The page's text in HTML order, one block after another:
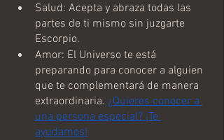
Salud: Acepta y abraza todas las
partes de ti mismo sin juzgarte
Escorpio.
Amor: El Universo te está
preparando para conocer a alguien
que te complementará de manera
extraordinaria. ¿Quieres conocer a
una persona especial? ¡Te
ayudamos!